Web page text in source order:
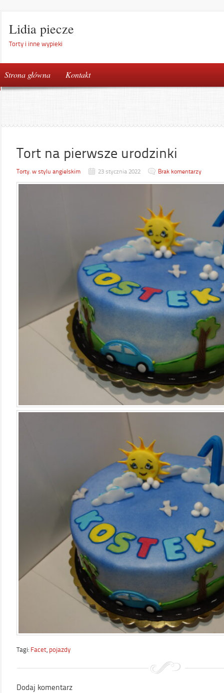
Lidia piecze
Torty i inne wypieki
Strona główna Kontakt
Tort na pierwsze urodzinki
Torty, w stylu angielskim 23 stycznia 2022 Brak komentarzy
Tagi: Facet, pojazdy
Dodaj komentarz